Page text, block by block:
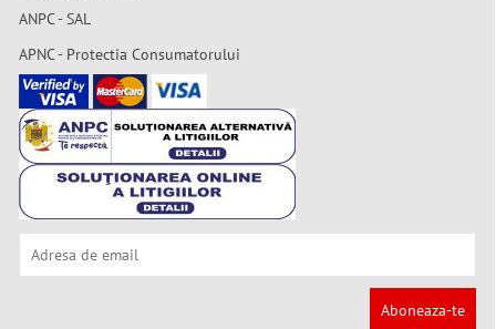
ANPC - SAL
APNC - Protectia Consumatorului
Aboneaza-te